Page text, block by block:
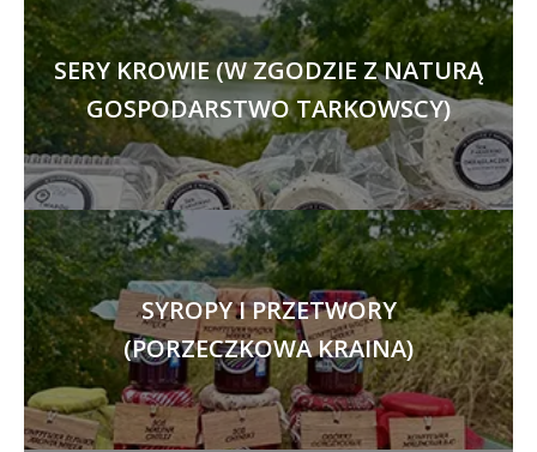
SERY KROWIE (W ZGODZIE Z NATURĄ
GOSPODARSTWO TARKOWSCY)
SYROPY I PRZETWORY
(PORZECZKOWA KRAINA)